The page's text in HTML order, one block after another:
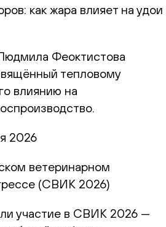
как жара влияет на удои
Феоктистова
тепловому
влиянию на
2026
ветеринарном
(СВИК 2026)
участие в СВИК 2026 —